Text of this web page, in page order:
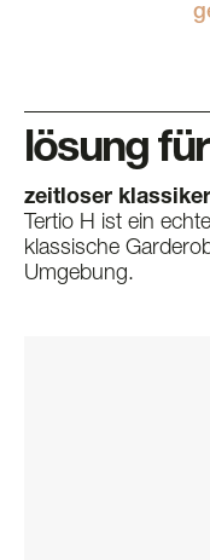
lösung
zeitloser klassiker
Tertio H ist ein
klassische
Umgebung.